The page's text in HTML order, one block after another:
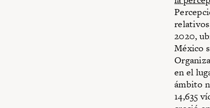
2020,
México
en el
ámbito
14,635